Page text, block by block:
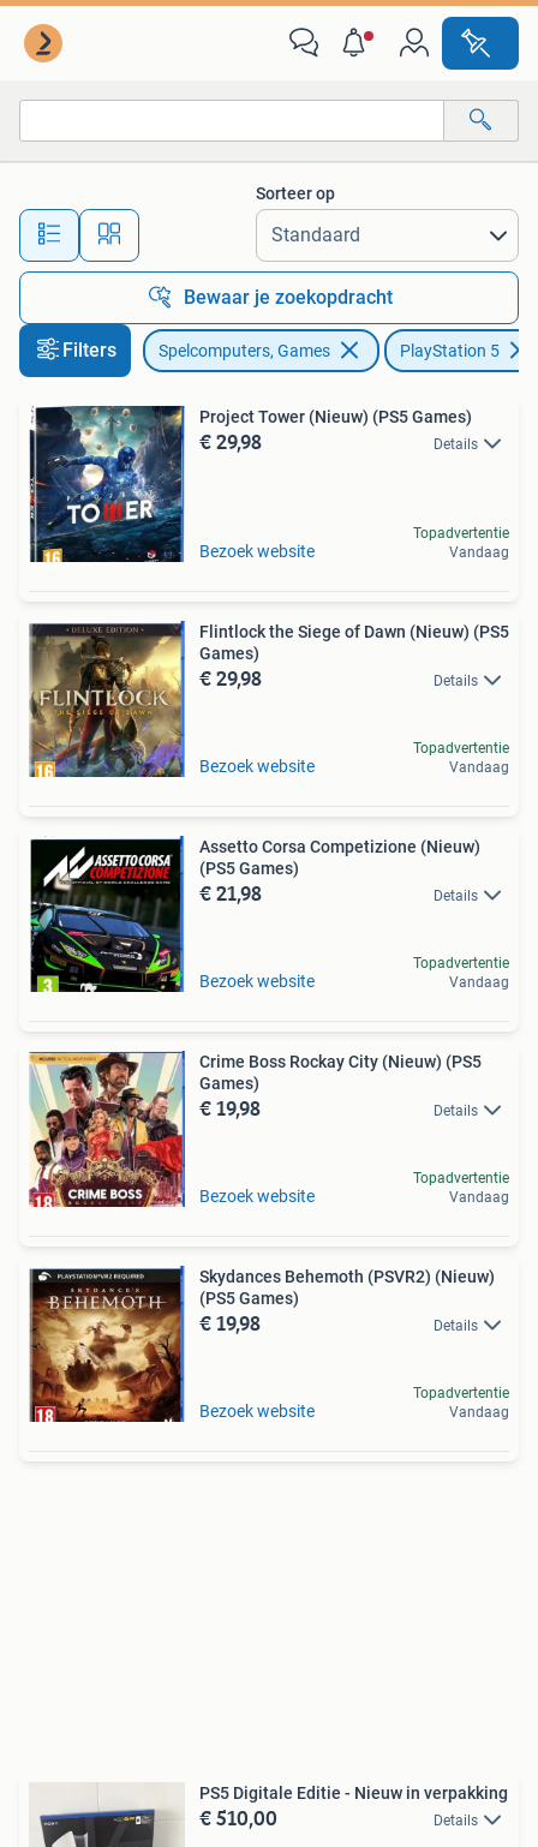
Alle afstanden…
Sorteer op
Bewaar je zoekopdracht
Filters Spelcomputers, Games PlayStation 5
Project Tower (Nieuw) (PS5 Games)
€ 29,98 Details
Bezoek website
Topadvertentie
Vandaag
Flintlock the Siege of Dawn (Nieuw) (PS5
Games)
€ 29,98 Details
Bezoek website
Topadvertentie
Vandaag
Assetto Corsa Competizione (Nieuw)
(PS5 Games)
€ 21,98 Details
Bezoek website
Topadvertentie
Vandaag
Crime Boss Rockay City (Nieuw) (PS5
Games)
€ 19,98 Details
Bezoek website
Topadvertentie
Vandaag
Skydances Behemoth (PSVR2) (Nieuw)
(PS5 Games)
€ 19,98 Details
Bezoek website
Topadvertentie
Vandaag
PS5 Digitale Editie - Nieuw in verpakking
€ 510,00 Details